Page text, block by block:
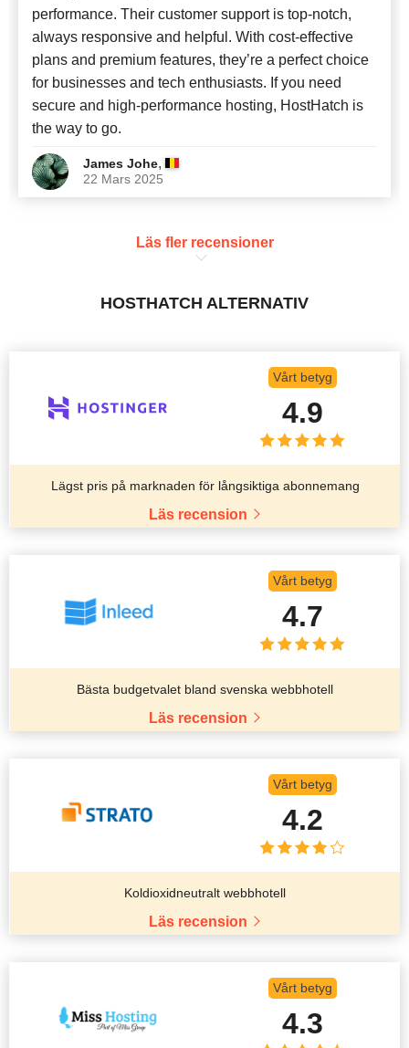
performance. Their customer support is top-notch,
always responsive and helpful. With cost-effective
plans and premium features, they’re a perfect choice
for businesses and tech enthusiasts. If you need
secure and high-performance hosting, HostHatch is
the way to go.
James Johe,
22 Mars 2025
Läs fler recensioner
HOSTHATCH ALTERNATIV
Vårt betyg
4.9
Lägst pris på marknaden för långsiktiga abonnemang
Läs recension
Vårt betyg
4.7
Bästa budgetvalet bland svenska webbhotell
Läs recension
Vårt betyg
4.2
Koldioxidneutralt webbhotell
Läs recension
Vårt betyg
4.3